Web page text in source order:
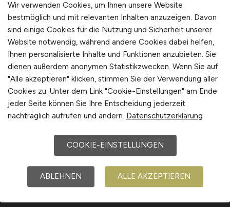
Social Media & Networks
Gleichberechtigung & Vielfalt
Arbeitgeber Kontakt
Karrierenetzwerk
Wir verwenden Cookies, um Ihnen unsere Website
bestmöglich und mit relevanten Inhalten anzuzeigen. Davon
sind einige Cookies für die Nutzung und Sicherheit unserer
Website notwendig, während andere Cookies dabei helfen,
Ihnen personalisierte Inhalte und Funktionen anzubieten. Sie
dienen außerdem anonymen Statistikzwecken. Wenn Sie auf
"Alle akzeptieren" klicken, stimmen Sie der Verwendung aller
Cookies zu. Unter dem Link "Cookie-Einstellungen" am Ende
jeder Seite können Sie Ihre Entscheidung jederzeit
nachträglich aufrufen und ändern. Datenschutzerklärung
COOKIE-EINSTELLUNGEN
ABLEHNEN ALLE AKZEPTIEREN